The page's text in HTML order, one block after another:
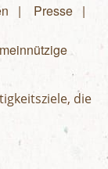
Presse
die